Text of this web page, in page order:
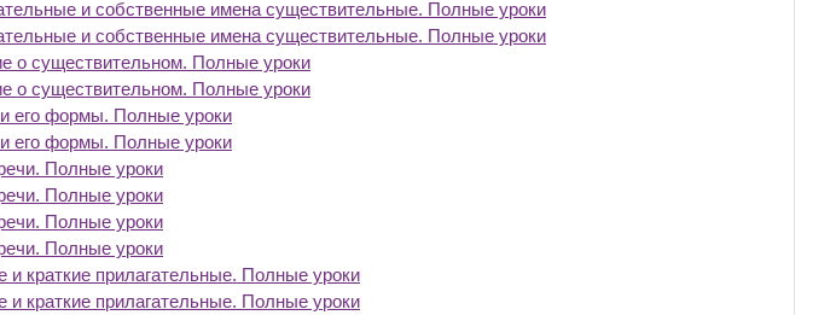
и собственные имена существительные. Полные уроки
и собственные имена существительные. Полные уроки
о существительном. Полные уроки
о существительном. Полные уроки
его формы. Полные уроки
его формы. Полные уроки
Полные уроки
Полные уроки
Полные уроки
Полные уроки
и краткие прилагательные. Полные уроки
и краткие прилагательные. Полные уроки